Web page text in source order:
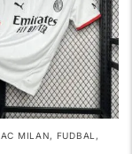
AC MILAN, FUDBAL ,